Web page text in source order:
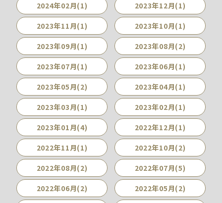
2024年02月(1) 2023年12月(1)
2023年11月(1) 2023年10月(1)
2023年09月(1) 2023年08月(2)
2023年07月(1) 2023年06月(1)
2023年05月(2) 2023年04月(1)
2023年03月(1) 2023年02月(1)
2023年01月(4) 2022年12月(1)
2022年11月(1) 2022年10月(2)
2022年08月(2) 2022年07月(5)
2022年06月(2) 2022年05月(2)